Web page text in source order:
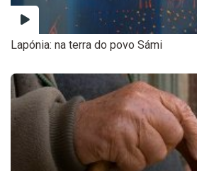
Lapónia: na terra do povo Sámi